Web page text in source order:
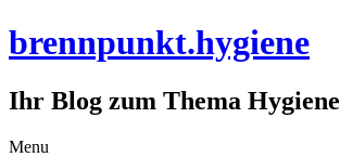
brennpunkt.hygiene
Ihr Blog zum Thema Hygiene
Menu